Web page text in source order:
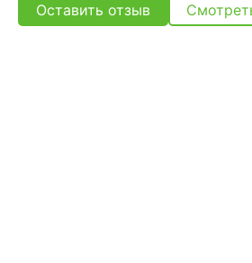
Оставить отзыв